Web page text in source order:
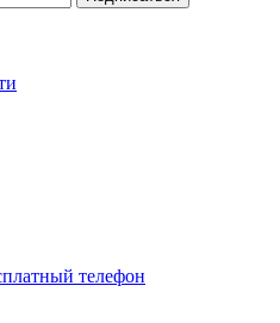
телефон